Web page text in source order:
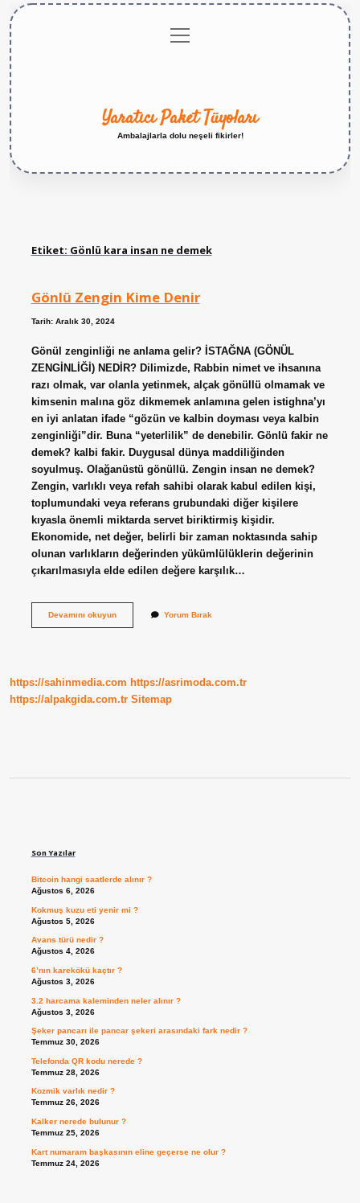
menüyü
aç
Yaratıcı Paket Tüyoları
Ambalajlarla dolu neşeli fikirler!
Etiket: Gönlü kara insan ne demek
Gönlü Zengin Kime Denir
Tarih: Aralık 30, 2024
Gönül zenginliği ne anlama gelir? İSTAĞNA (GÖNÜL
ZENGİNLİĞİ) NEDİR? Dilimizde, Rabbin nimet ve ihsanına
razı olmak, var olanla yetinmek, alçak gönüllü olmamak ve
kimsenin malına göz dikmemek anlamına gelen istighna’yı
en iyi anlatan ifade “gözün ve kalbin doyması veya kalbin
zenginliği”dir. Buna “yeterlilik” de denebilir. Gönlü fakir ne
demek? kalbi fakir. Duygusal dünya maddiliğinden
soyulmuş. Olağanüstü gönüllü. Zengin insan ne demek?
Zengin, varlıklı veya refah sahibi olarak kabul edilen kişi,
toplumundaki veya referans grubundaki diğer kişilere
kıyasla önemli miktarda servet biriktirmiş kişidir.
Ekonomide, net değer, belirli bir zaman noktasında sahip
olunan varlıkların değerinden yükümlülüklerin değerinin
çıkarılmasıyla elde edilen değere karşılık…
Devamını okuyunGönlü
Yorum Bırak
https://sahinmedia.com https://asrimoda.com.tr
https://alpakgida.com.tr Sitemap
Son Yazılar
Bitcoin hangi saatlerde alınır ?
Ağustos 6, 2026
Kokmuş kuzu eti yenir mi ?
Ağustos 5, 2026
Avans türü nedir ?
Ağustos 4, 2026
6’nın karekökü kaçtır ?
Ağustos 3, 2026
3.2 harcama kaleminden neler alınır ?
Ağustos 3, 2026
Şeker pancarı ile pancar şekeri arasındaki fark nedir ?
Temmuz 30, 2026
Telefonda QR kodu nerede ?
Temmuz 28, 2026
Kozmik varlık nedir ?
Temmuz 26, 2026
Kalker nerede bulunur ?
Temmuz 25, 2026
Kart numaram başkasının eline geçerse ne olur ?
Temmuz 24, 2026